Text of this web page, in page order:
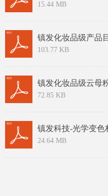
15.44 MB
103.77 KB
72.85 KB
镇发科技-光学变色
24.64 MB